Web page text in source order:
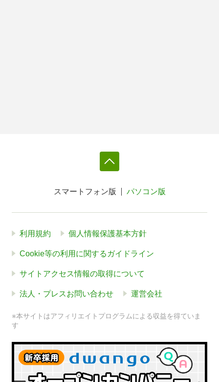
スマートフォン版 パソコン版
利用規約 個人情報保護基本方針
Cookie等の利用に関するガイドライン
サイトアクセス情報の取得について
法人・プレスお問い合わせ 運営会社
※本サイトはアフィリエイトプログラムによる収益を得ていま
す